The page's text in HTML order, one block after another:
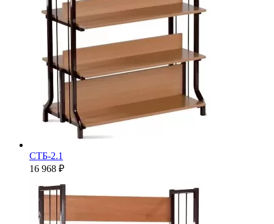
СТБ-2.1
16 968 ₽